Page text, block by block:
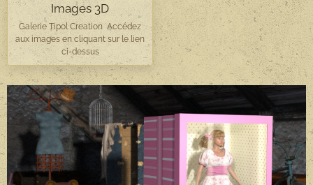
Images 3D
Galerie Tipol Creation Accédez
aux images en cliquant sur le lien
ci-dessus